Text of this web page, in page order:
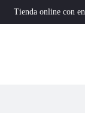
Tienda online con